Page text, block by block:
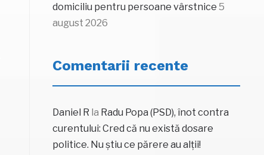
domiciliu pentru persoane vârstnice 5
august 2026
Comentarii recente
Daniel R la Radu Popa (PSD), înot contra
curentului: Cred că nu există dosare
politice. Nu știu ce părere au alții!